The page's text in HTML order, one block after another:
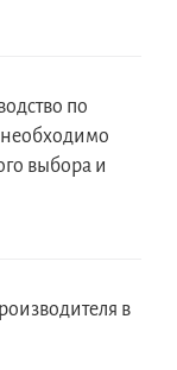
по
необходимо
выбора и
в